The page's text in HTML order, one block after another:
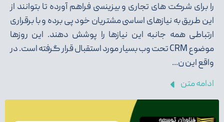
را برای شرکت های تجاری و بیزینسی فراهم آورده تا بتوانند از
این طریق به نیازهای اساسی مشتریان خود پی برده و با برقراری
ارتباطی همه جانبه این نیازها را پوشش دهند. این روزها
موضوع CRM تحت وب بسیار مورد استقبال قرار گرفته است. در
واقع این ن...
ادامه متن